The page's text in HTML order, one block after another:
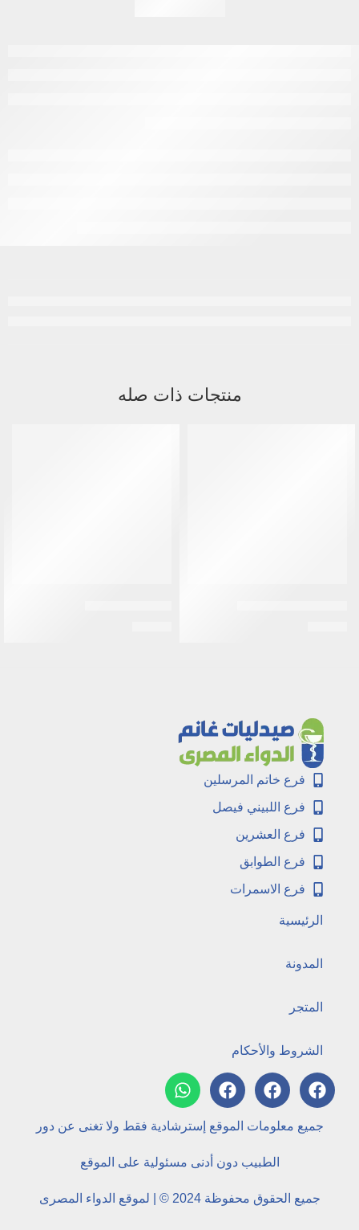
منتجات ذات صله
فرع خاتم المرسلين
فرع اللبيني فيصل
فرع العشرين
فرع الطوابق
فرع الاسمرات
الرئيسية
المدونة
المتجر
الشروط والأحكام
جميع معلومات الموقع إسترشادية فقط ولا تغنى عن دور
الطبيب دون أدنى مسئولية على الموقع
جميع الحقوق محفوظة 2024 © | لموقع الدواء المصرى